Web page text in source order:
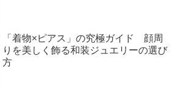
「着物×ピアス」の究極ガイド 顔周
りを美しく飾る和装ジュエリーの選び
方